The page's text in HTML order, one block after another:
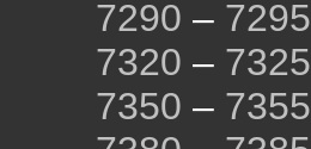
7290 – 7295
7320 – 7325
7350 – 7355